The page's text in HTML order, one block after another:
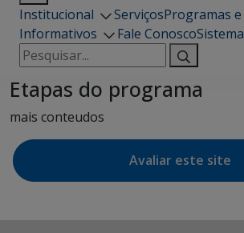
Institucional ServiçosProgramas
Informativos
Fale Conosco
Pesquisar
por:
Etapas do programa
mais conteudos
Avaliar este site